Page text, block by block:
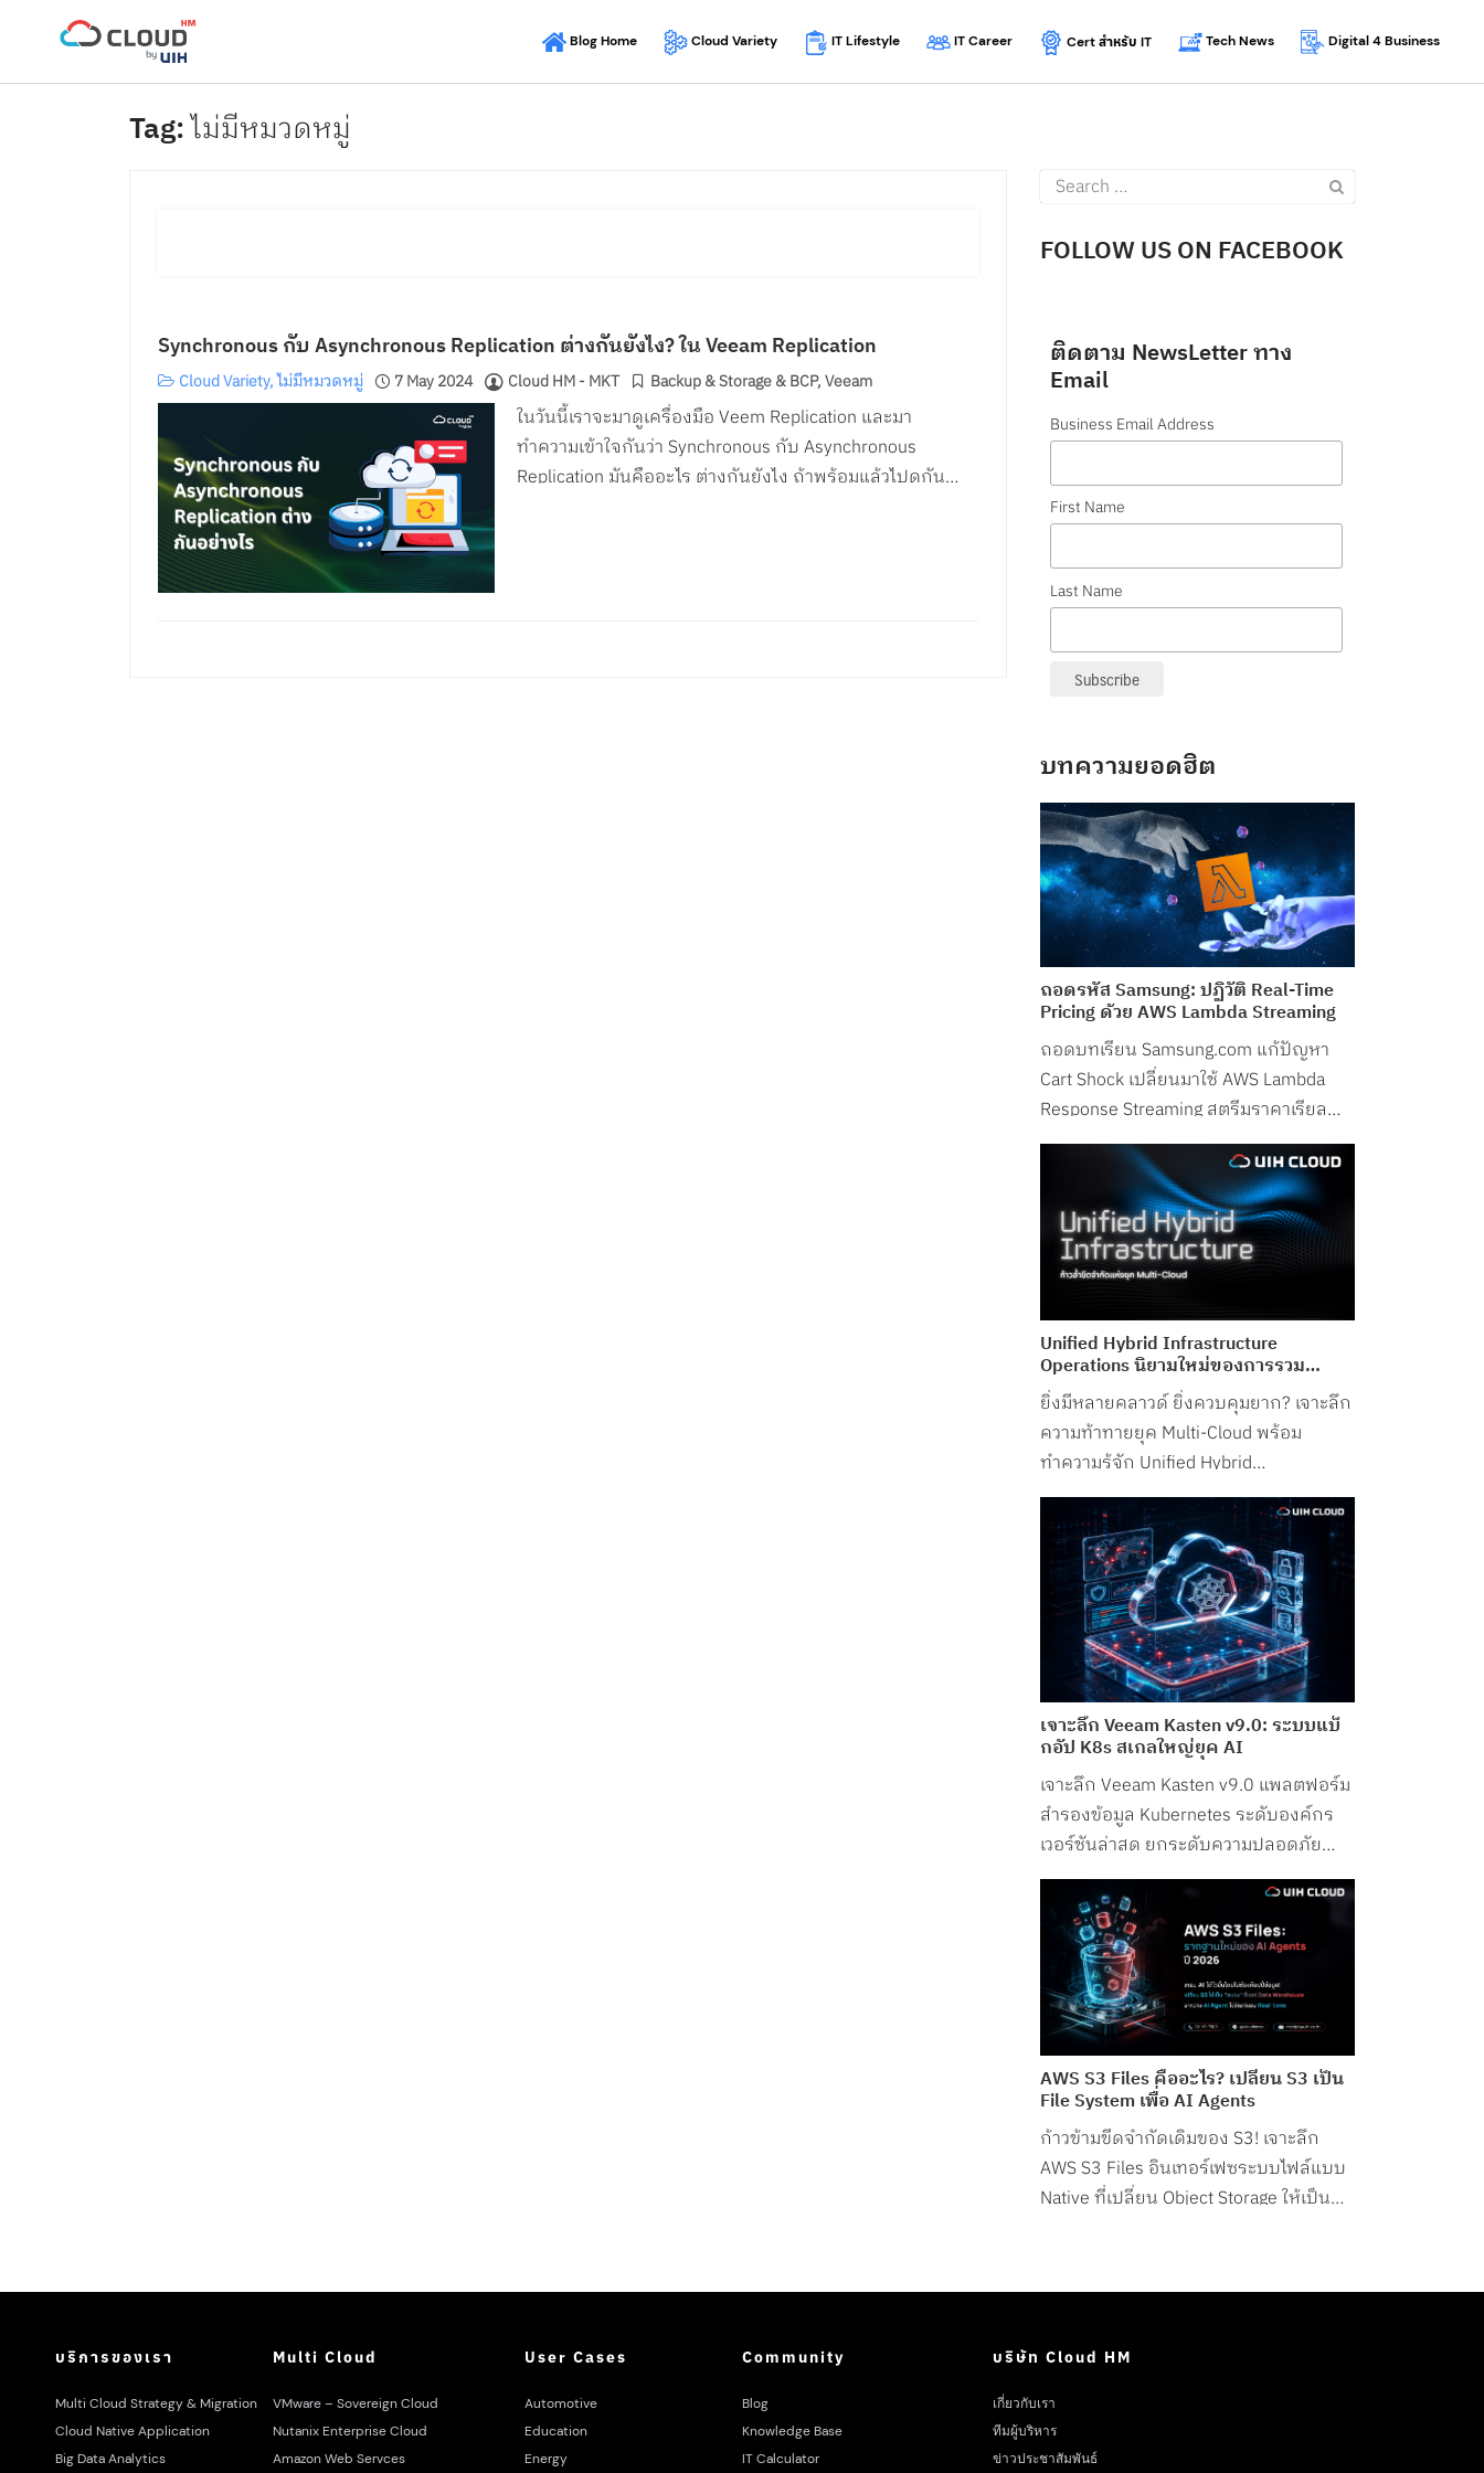
Blog Home Cloud Variety IT Lifestyle IT Career Cert สำหรับ IT Tech News Digital 4 Business
ไม่มีหมวดหมู่
Synchronous กับ Asynchronous Replication ต่างกันยังไง? ใน Veeam Replication
7 May 2024 Cloud HM - MKT
Cloud Variety,ไม่มีหมวดหมู่ Backup & Storage & BCP,Veeam
ในวันนี้เราจะมาดูเครื่องมือ Veem Replication และมา
ทำความเข้าใจกันว่า Synchronous กับ Asynchronous
Replication มันคืออะไร ต่างกันยังไง ถ้าพร้อมแล้วไปดูกัน
Search
for:
FOLLOW US ON FACEBOOK
ติดตาม NewsLetter ทาง
Email
Business Email Address
First Name
Last Name
บทความยอดฮิต
ถอดรหัส Samsung: ปฏิวัติ Real-Time
Pricing ด้วย AWS Lambda Streaming
ถอดบทเรียน Samsung.com แก้ปัญหา
Cart Shock เปลี่ยนมาใช้ AWS Lambda
Response Streaming สตรีมราคาเรียล
ไทม์ ลด Latency ในช่วงพีกเหลือเพียง
Unified Hybrid Infrastructure
Operations นิยามใหม่ของการรวม
“Network-Cloud-Security” ไว้ใน
Control Plane เดียว จาก UIH Cloud
ยิ่งมีหลายคลาวด์ ยิ่งควบคุมยาก? เจาะลึก
ความท้าทายยุค Multi-Cloud พร้อม
ทำความรู้จัก Unified Hybrid
Infrastructure Operations จาก UIH
Cloud
เจาะลึก Veeam Kasten v9.0: ระบบแบ็
กอัป K8s สเกลใหญ่ยุค AI
เจาะลึก Veeam Kasten v9.0 แพลตฟอร์ม
สำรองข้อมูล Kubernetes ระดับองค์กร
เวอร์ชันล่าสุด ยกระดับความปลอดภัย
รองรับ Petabyte Scale และระบบ AI
อย่างสมบูรณ์แบบ
AWS S3 Files คืออะไร? เปลี่ยน S3 เป็น
File System เพื่อ AI Agents
ก้าวข้ามขีดจำกัดเดิมของ S3! เจาะลึก
AWS S3 Files อินเทอร์เฟซระบบไฟล์แบบ
Native ที่เปลี่ยน Object Storage ให้เป็น
บริการของเรา
Multi Cloud Strategy & Migration
Cloud Native Application
Big Data Analytics
Multi Cloud
VMware – Sovereign Cloud
Nutanix Enterprise Cloud
Amazon Web Servces
User Cases
Automotive
Education
Energy
Community
Blog
Knowledge Base
IT Calculator
บริษัท Cloud HM
เกี่ยวกับเรา
ทีมผู้บริหาร
ข่าวประชาสัมพันธ์